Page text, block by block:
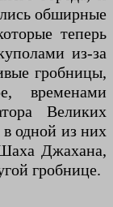
обширные
теперь
из-за
гробницы,
временами
Великих
одной из них
Джахана,
гробнице.